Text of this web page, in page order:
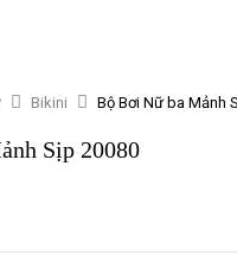
Bikini Bộ Bơi Nữ ba Mảnh
Sịp 20080